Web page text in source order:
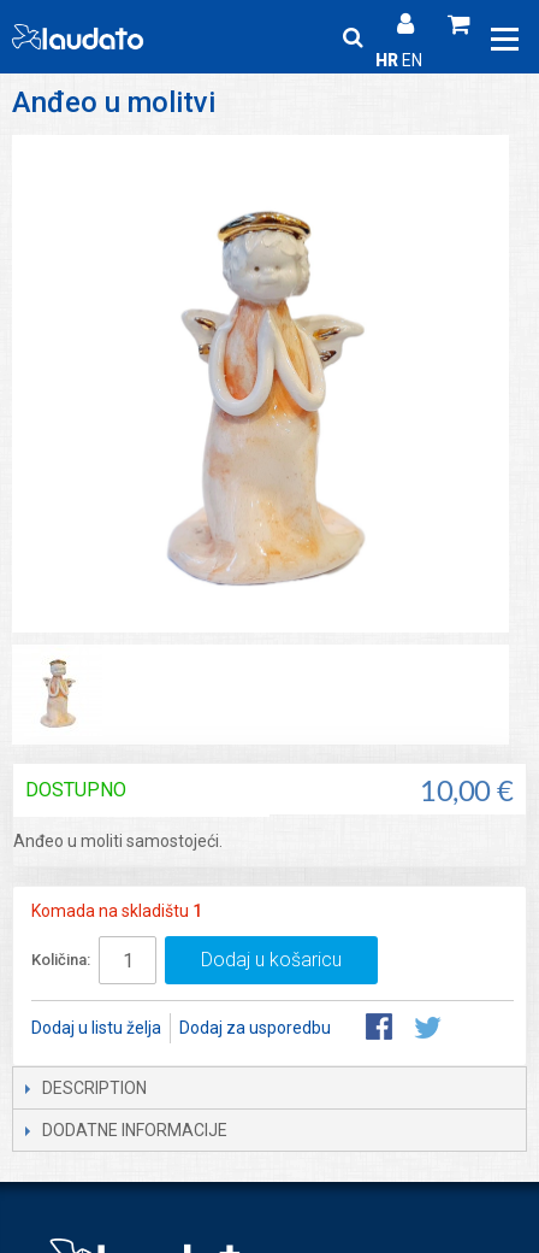
HR EN
Anđeo u molitvi
10,00 €
DOSTUPNO
Anđeo u moliti samostojeći.
Komada na skladištu 1
Količina: Dodaj u košaricu
Dodaj u listu želja Dodaj za usporedbu
DESCRIPTION
DODATNE INFORMACIJE